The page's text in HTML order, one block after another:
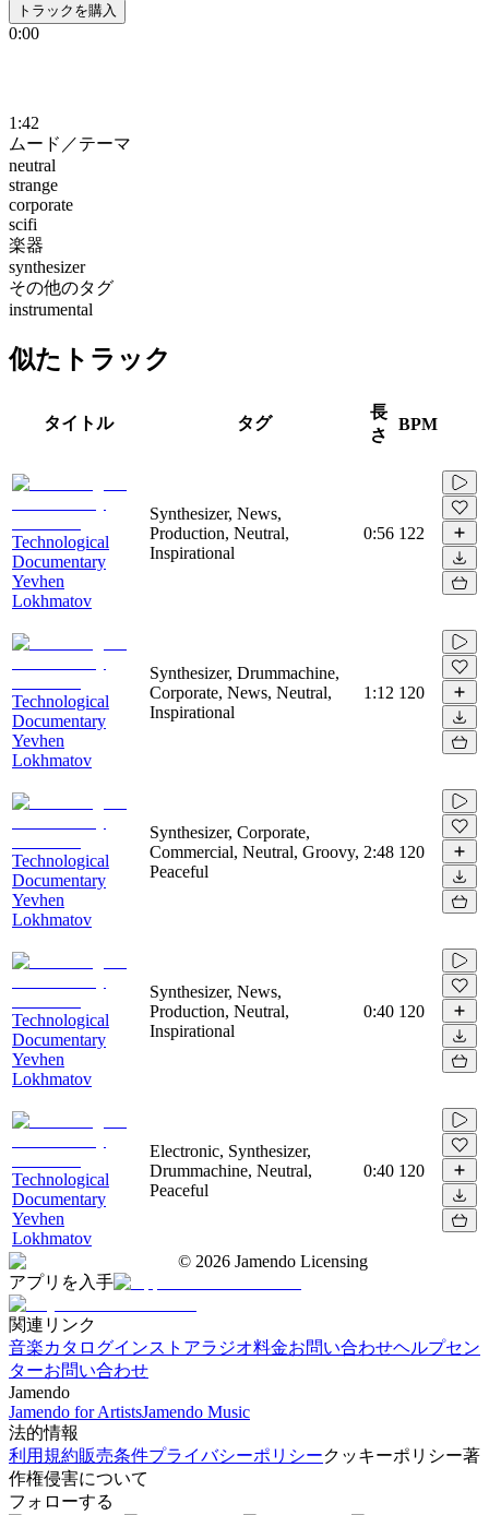
トラックを購入
0:00
1:42
ムード／テーマ
neutral
strange
corporate
scifi
楽器
synthesizer
その他のタグ
instrumental
似たトラック
タイトル タグ
長
さ
BPM
Technological
Documentary
Yevhen
Lokhmatov
Synthesizer, News,
Production, Neutral,
Inspirational
0:56 122
Technological
Documentary
Yevhen
Lokhmatov
Synthesizer, Drummachine,
Corporate, News, Neutral,
Inspirational
1:12 120
Technological
Documentary
Yevhen
Lokhmatov
Synthesizer, Corporate,
Commercial, Neutral, Groovy,
Peaceful
2:48 120
Technological
Documentary
Yevhen
Lokhmatov
Synthesizer, News,
Production, Neutral,
Inspirational
0:40 120
Technological
Documentary
Yevhen
Lokhmatov
Electronic, Synthesizer,
Drummachine, Neutral,
Peaceful
0:40 120
© 2026 Jamendo Licensing
アプリを入手
関連リンク
音楽カタログインストアラジオ料金お問い合わせヘルプセン
ターお問い合わせ
Jamendo
Jamendo for ArtistsJamendo Music
法的情報
利用規約販売条件プライバシーポリシークッキーポリシー著
作権侵害について
フォローする